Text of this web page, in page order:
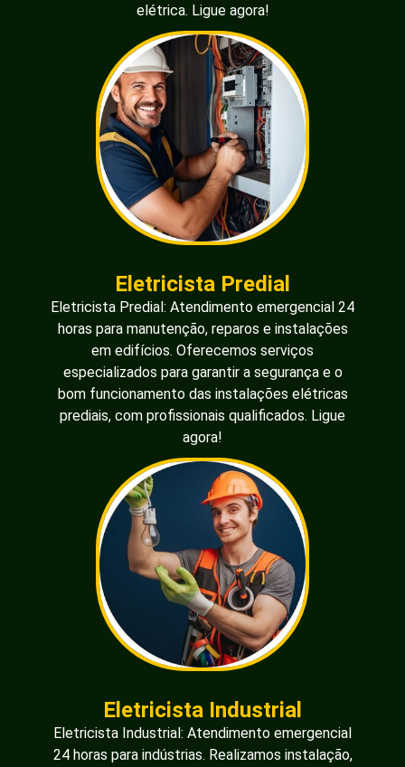
elétrica. Ligue agora!
Eletricista Predial
Eletricista Predial: Atendimento emergencial 24
horas para manutenção, reparos e instalações
em edifícios. Oferecemos serviços
especializados para garantir a segurança e o
bom funcionamento das instalações elétricas
prediais, com profissionais qualificados. Ligue
agora!
Eletricista Industrial
Eletricista Industrial: Atendimento emergencial
24 horas para indústrias. Realizamos instalação,